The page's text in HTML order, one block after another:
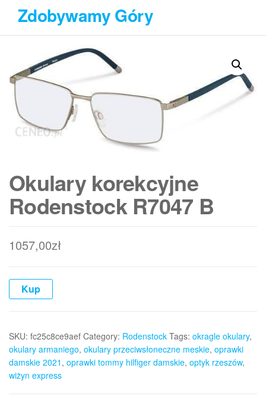
Przejdź
treści
Zdobywamy Góry
Okulary korekcyjne
Rodenstock R7047 B
1057,00zł
Kup
SKU: fc25c8ce9aef Category: Rodenstock Tags: okragle okulary,
okulary armaniego, okulary przeciwsłoneczne meskie, oprawki
damskie 2021 , oprawki tommy hilfiger damskie, optyk rzeszów,
wiżyn express